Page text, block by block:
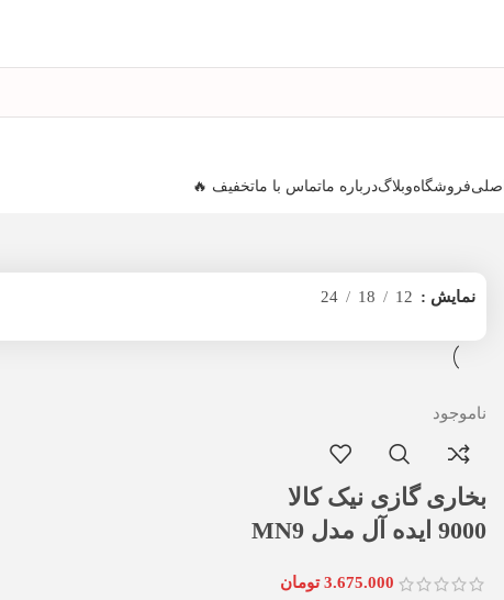
فروشگاهوبلاگدرباره ماتماس با ماتخفیف 🔥
نمایش 12
18
24
ناموجود
بخاری گازی نیک کالا
9000 ایده آل مدل MN9
3.675.000 تومان